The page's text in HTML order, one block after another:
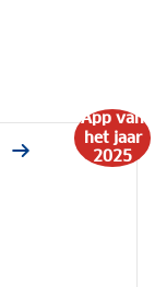
App van
het jaar
2025